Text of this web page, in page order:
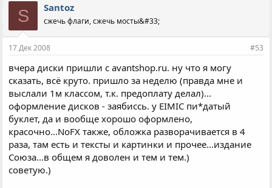
S Santoz
сжечь флаги, сжечь мосты&#33;
17 Дек 2008 #53
вчера диски пришли с avantshop.ru. ну что я могу
сказать, всё круто. пришло за неделю (правда мне и
выслали 1м классом, т.к. предоплату делал)...
оформление дисков - заябиссь. у EIMIC пи*датый
буклет, да и вообще хорошо оформлено,
красочно...NoFX также, обложка разворачивается в 4
раза, там есть и тексты и картинки и прочее...издание
Союза...в общем я доволен и тем и тем.)
советую.)